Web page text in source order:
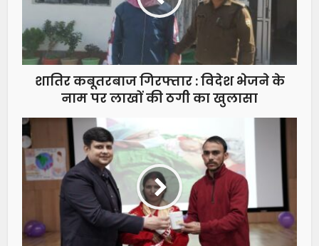
शातिर कबूतरबाज गिरफ्तार : विदेश भेजने के
नाम पर लाखों की ठगी का खुलासा